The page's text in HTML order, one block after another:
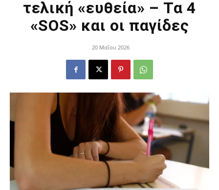
τελική «ευθεία» – Τα 4
«SOS» και οι παγίδες
20 Μαΐου 2026